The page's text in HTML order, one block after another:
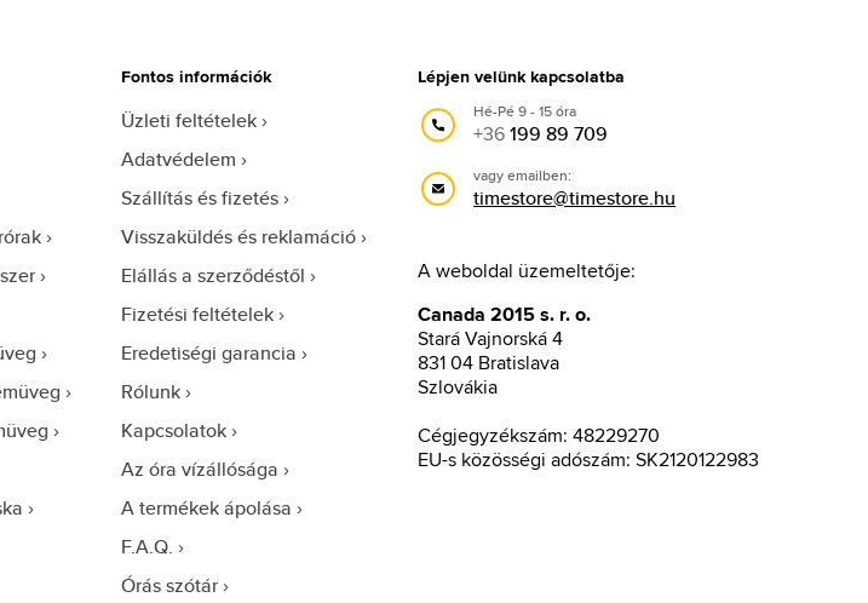
Fontos információk
Üzleti feltételek
Adatvédelem
Szállítás és fizetés
Visszaküldés és reklamáció
Elállás a szerződéstől
Fizetési feltételek
Eredetiségi garancia
Rólunk
Kapcsolatok
Az óra vízállósága
A termékek ápolása
F.A.Q.
Órás szótár
Lépjen velünk kapcsolatba
Hé-Pé 9 - 15 óra
+36199 89 709
vagy emailben:
timestore@timestore.hu
A weboldal üzemeltetője:
Canada 2015 s. r. o.
Stará Vajnorská 4
831 04 Bratislava
Szlovákia
Cégjegyzékszám: 48229270
EU-s közösségi adószám: SK2120122983